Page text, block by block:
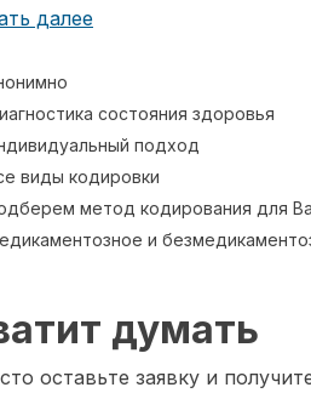
далее
состояния здоровья
подход
виды кодировки
метод кодирования для
и
думать
оставьте заявку и